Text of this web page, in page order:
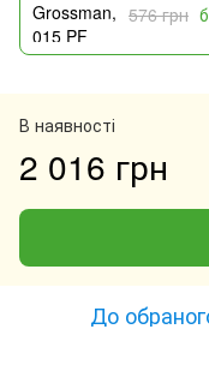
576 грн
В наявності
2 016 грн
До